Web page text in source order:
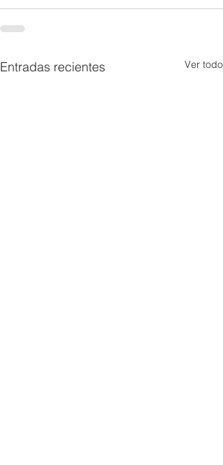
Entradas recientes Ver todo